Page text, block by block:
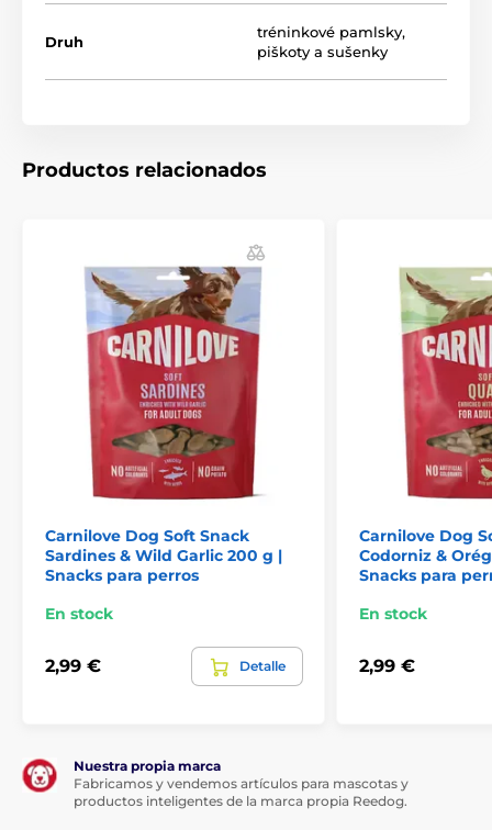
pollo hidrolizado (5 %), colágeno (4 %), melaza, harina
de guisante, eneldo seco (1 %).
Druh
tréninkové pamlsky,
piškoty a sušenky
Productos relacionados
Carnilove Dog Soft Snack
Sardines & Wild Garlic 200 g |
Snacks para perros
En stock
2,99 € Detalle
Carnilove Dog
Codorniz &
Snacks para
En stock
2,99 €
Nuestra propia marca
Fabricamos y vendemos artículos para mascotas y
productos inteligentes de la marca propia Reedog.